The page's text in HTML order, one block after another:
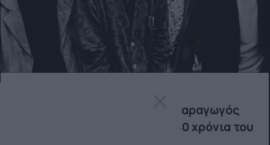
Ο Mike Joyce των Smiths και o παραγωγός
Stephen Street γιορτάζουν τα 40 χρόνια του